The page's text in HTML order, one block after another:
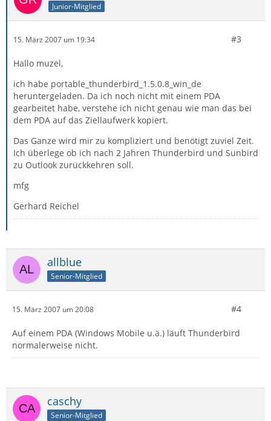
Junior-Mitglied
15. März 2007 um 19:34 #3
Hallo muzel,
ich habe portable_thunderbird_1.5.0.8_win_de
heruntergeladen. Da ich noch nicht mit einem PDA
gearbeitet habe, verstehe ich nicht genau wie man das bei
dem PDA auf das Ziellaufwerk kopiert.
Das Ganze wird mir zu kompliziert und benötigt zuviel Zeit.
Ich überlege ob ich nach 2 Jahren Thunderbird und Sunbird
zu Outlook zurückkehren soll.
mfg
Gerhard Reichel
allblue
Senior-Mitglied
15. März 2007 um 20:08 #4
Auf einem PDA (Windows Mobile u.ä.) läuft Thunderbird
normalerweise nicht.
caschy
Senior-Mitglied